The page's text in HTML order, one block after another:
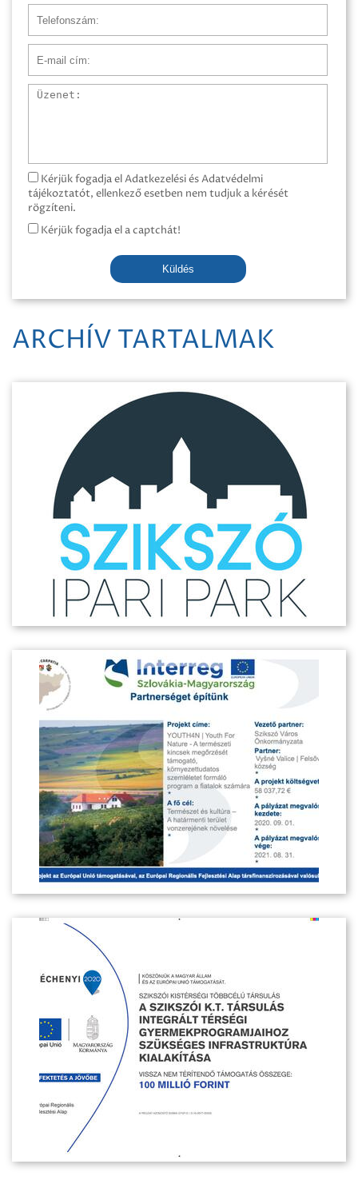
Üzenet
Kérjük fogadja el Adatkezelési és Adatvédelmi
tájékoztatót, ellenkező esetben nem tudjuk a kérését
rögzíteni.
Kérjük fogadja el a captchát!
Küldés
ARCHÍV TARTALMAK